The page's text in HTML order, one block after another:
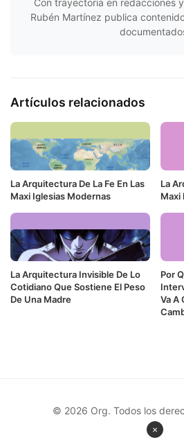
Rubén Martínez publica
Artículos relacionados
La Arquitectura De La Fe En Las
Maxi Iglesias Modernas
La
Maxi
La Arquitectura Invisible De Lo
Cotidiano Que Sostiene El Peso
De Una Madre
Por
Va A
×
© 2026 Org. Todos los